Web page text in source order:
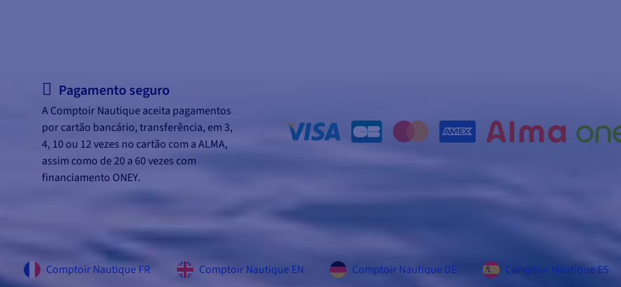
Pagamento seguro
A Comptoir Nautique aceita pagamentos
por cartão bancário, transferência, em 3,
4, 10 ou 12 vezes no cartão com a ALMA,
assim como de 20 a 60 vezes com
financiamento ONEY.
Comptoir Nautique FR Comptoir Nautique EN Comptoir Nautique DE Comptoir Nautique ES